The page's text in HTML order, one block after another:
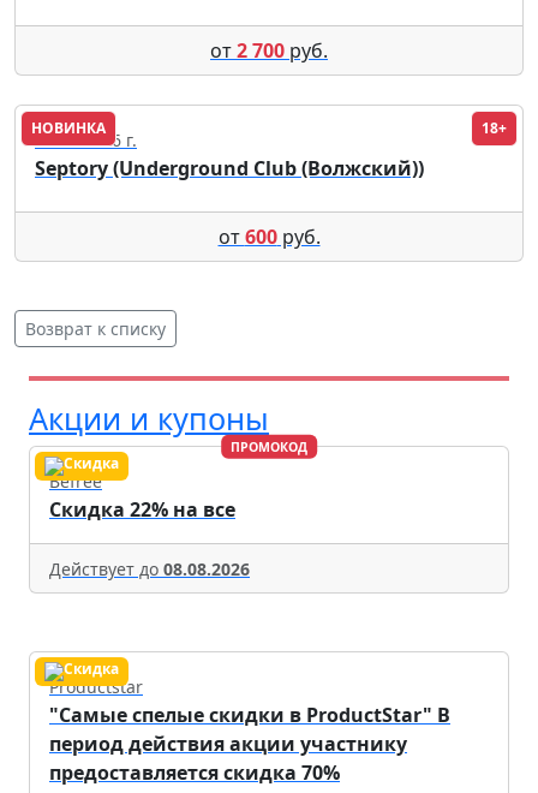
от2 700 руб.
НОВИНКА 18+
08.09.2026 г.
Septory (Underground Club (Волжский))
от600руб.
Возврат к списку
Акции и купоны
ПРОМОКОД
Befree
Скидка 22% на все
Действует до 08.08.2026
Productstar
"Самые спелые скидки в ProductStar" В
период действия акции участнику
предоставляется скидка 70%